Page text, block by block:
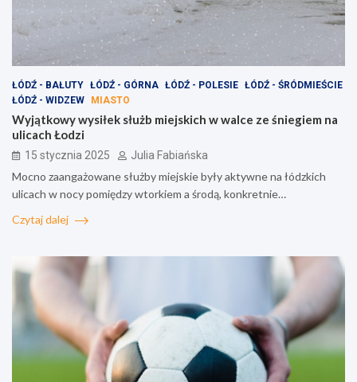
ŁÓDŹ - BAŁUTY ŁÓDŹ - GÓRNA ŁÓDŹ - POLESIE ŁÓDŹ - ŚRÓDMIEŚCIE
ŁÓDŹ - WIDZEW
MIASTO
Wyjątkowy wysiłek służb miejskich w walce ze śniegiem na
ulicach Łodzi
15 stycznia 2025 Julia Fabiańska
Mocno zaangażowane służby miejskie były aktywne na łódzkich
ulicach w nocy pomiędzy wtorkiem a środą, konkretnie…
Czytaj dalej